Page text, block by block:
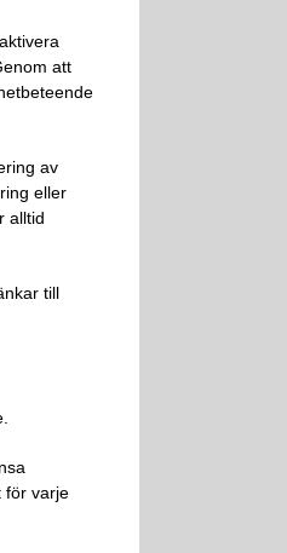
att
av
eller
alltid
till
för varje